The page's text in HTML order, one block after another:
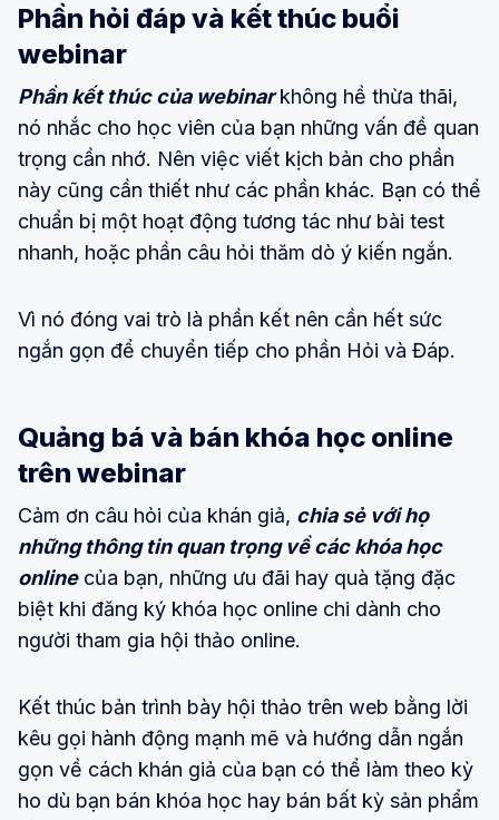
Phần hỏi đáp và kết thúc buổi
webinar
Phần kết thúc của webinarkhông hề thừa thãi,
nó nhắc cho học viên của bạn những vấn đề quan
trọng cần nhớ. Nên việc viết kịch bản cho phần
này cũng cần thiết như các phần khác. Bạn có thể
chuẩn bị một hoạt động tương tác như bài test
nhanh, hoặc phần câu hỏi thăm dò ý kiến ngắn.
Vì nó đóng vai trò là phần kết nên cần hết sức
ngắn gọn để chuyển tiếp cho phần Hỏi và Đáp.
Quảng bá và bán khóa học online
trên webinar
Cảm ơn câu hỏi của khán giả, chia sẻ với họ
những thông tin quan trọng về các khóa học
onlinecủa bạn, những ưu đãi hay quà tặng đặc
biệt khi đăng ký khóa học online chi dành cho
người tham gia hội thảo online.
Kết thúc bản trình bày hội thảo trên web bằng lời
kêu gọi hành động mạnh mẽ và hướng dẫn ngắn
gọn về cách khán giả của bạn có thể làm theo kỳ
ho dù bạn bán khóa học hay bán bất kỳ sản phẩm